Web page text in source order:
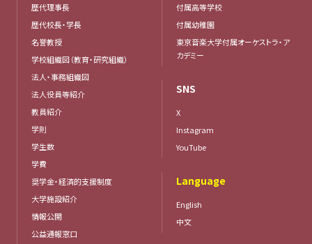
歴代理事長
歴代校長・学長
名誉教授
学校組織図（教育・研究組織）
法人・事務組織図
法人役員等紹介
教員紹介
学則
学生数
学費
奨学金・経済的支援制度
大学施設紹介
情報公開
公益通報窓口
付属高等学校
付属幼稚園
東京音楽大学付属オーケストラ・ア
カデミー
SNS
X
Instagram
YouTube
Language
English
中文